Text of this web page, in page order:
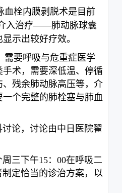
血栓内膜剥脱术是目前
入治疗——肺动脉球囊
显示出较好疗效。
需要呼吸与危重症医学
术，需要深低温、停循
残余肺动脉高压等，介
个完整的肺栓塞与肺血
论，讨论由中日医院翟
三下午15：00在呼吸二
定恰当的诊治方案，以